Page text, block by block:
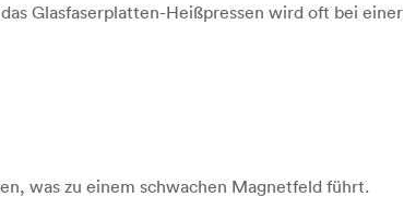
Glasfaserplatten-Heißpressen wird oft bei einer
was zu einem schwachen Magnetfeld führt.